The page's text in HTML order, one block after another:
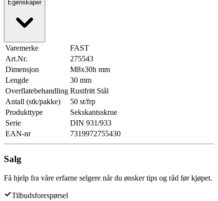
Egenskaper
Varemerke
FAST
Art.Nr.
275543
Dimensjon
M8x30h mm
Lengde
30 mm
Overflatebehandling Rustfritt Stål
Antall (stk/pakke)
50 st/frp
Produkttype
Sekskantsskrue
Serie
DIN 931/933
EAN-nr
7319972755430
Salg
Få hjelp fra våre erfarne selgere når du ønsker tips og råd før kjøpet.
Tilbudsforespørsel